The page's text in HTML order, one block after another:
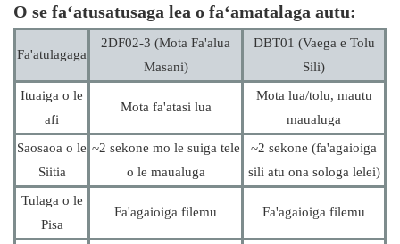
O se faʻatusatusaga lea o faʻamatalaga autu:
Fa'atulagaga
2DF02-3 (Mota Fa'alua
Masani)
DBT01 (Vaega e Tolu
Sili)
Ituaiga o le
afi
Mota fa'atasi lua
Mota lua/tolu, mautu
maualuga
Saosaoa o le
Siitia
~2 sekone mo le suiga tele
o le maualuga
~2 sekone (fa'agaioiga
sili atu ona sologa lelei)
Tulaga o le
Pisa
Fa'agaioiga filemu Fa'agaioiga filemu